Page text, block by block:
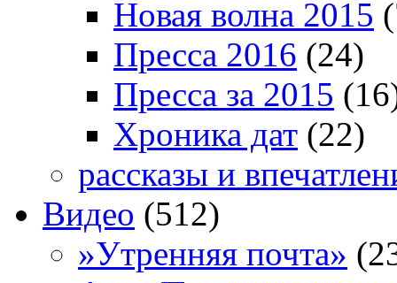
Новая волна 2015
Пресса 2016 (24)
Пресса за 2015
Хроника дат (22)
рассказы и
Видео (512)
»Утренняя почта»